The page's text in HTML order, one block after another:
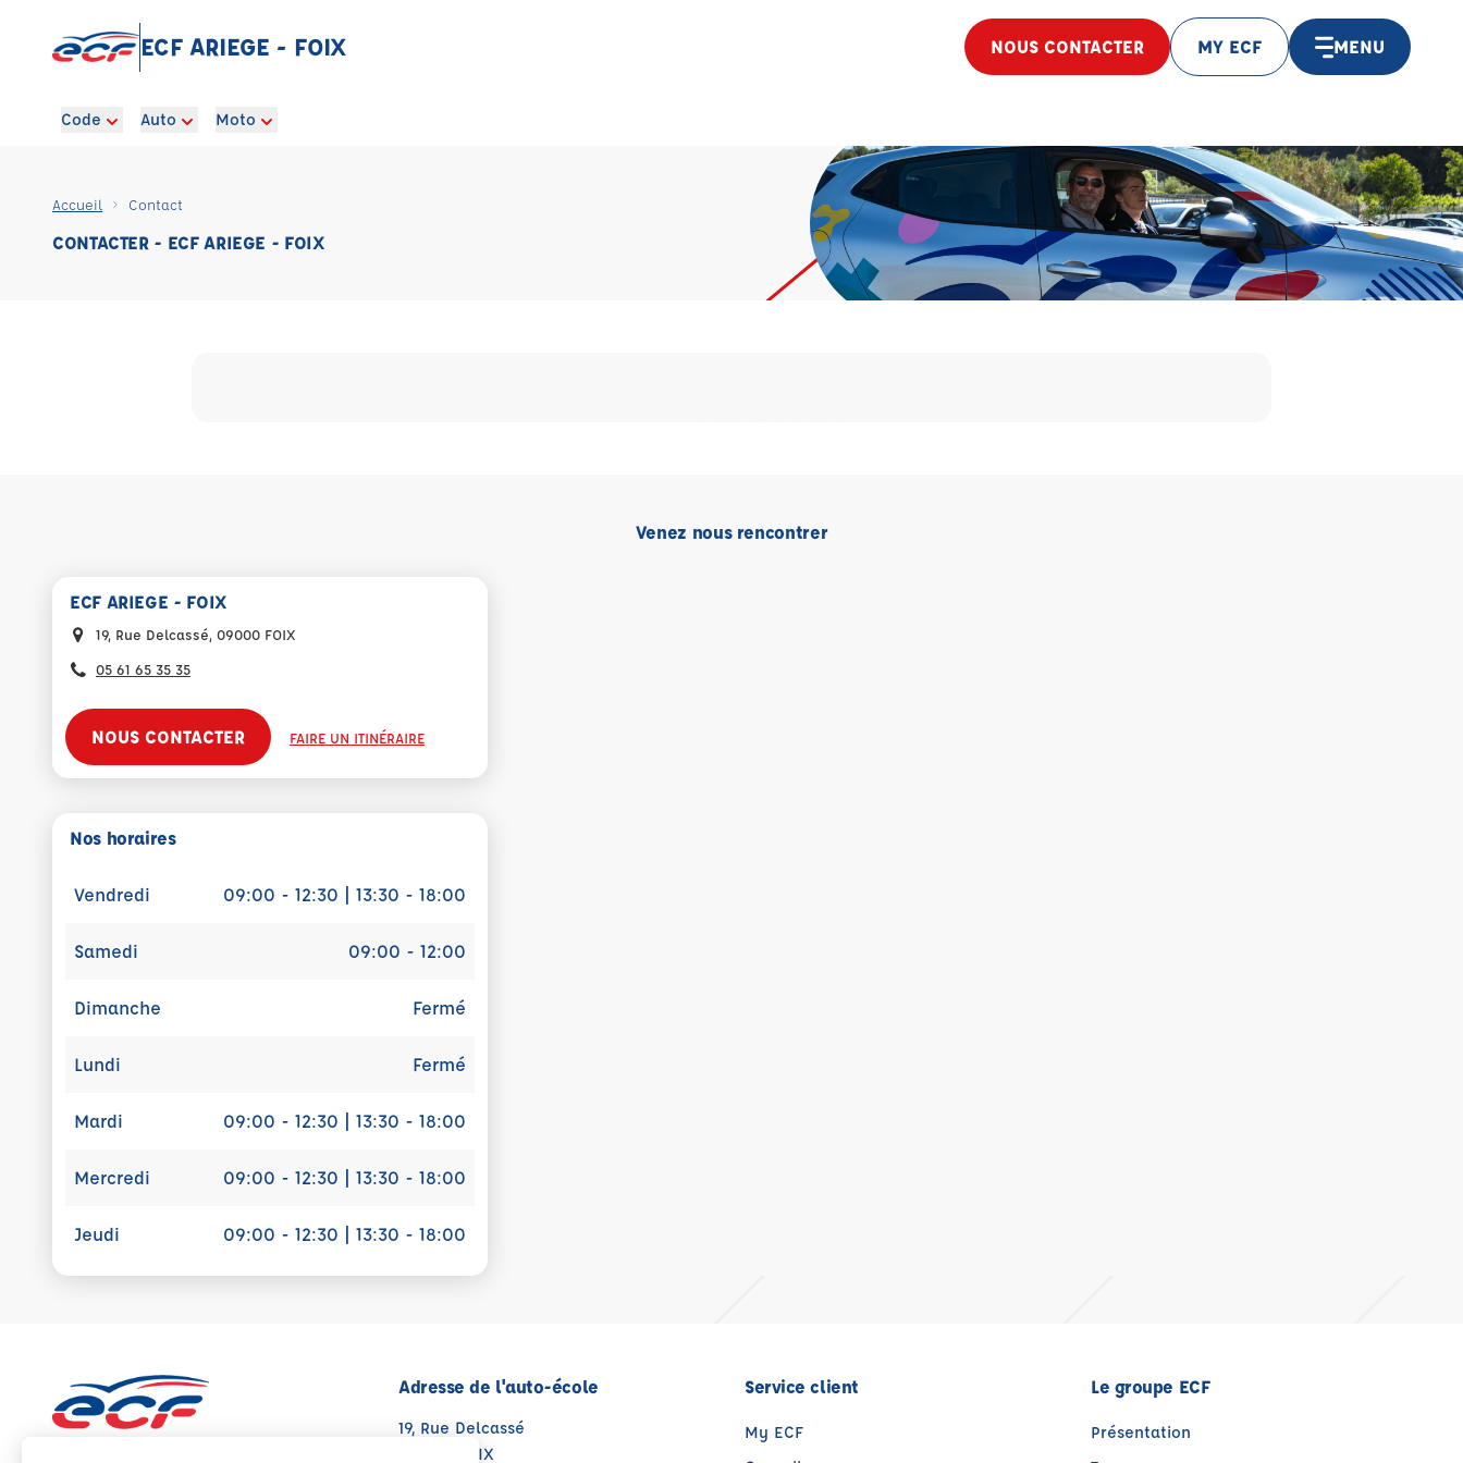
ECF ARIEGE - FOIX NOUS CONTACTER MY ECF MENU
Code Auto Moto
Accueil Contact
CONTACTER - ECF ARIEGE - FOIX
Venez nous rencontrer
ECF ARIEGE - FOIX
19, Rue Delcassé, 09000 FOIX
05 61 65 35 35
NOUS CONTACTER FAIRE UN ITINÉRAIRE
Nos horaires
Vendredi 09:00 - 12:30 | 13:30 - 18:00
Samedi 09:00 - 12:00
Dimanche Fermé
Lundi Fermé
Mardi 09:00 - 12:30 | 13:30 - 18:00
Mercredi 09:00 - 12:30 | 13:30 - 18:00
Jeudi 09:00 - 12:30 | 13:30 - 18:00
Adresse de l'auto-école
19, Rue Delcassé
09000 FOIX
Service client
My ECF
Le groupe ECF
Présentation